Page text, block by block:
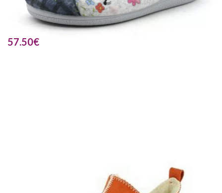
57.50€